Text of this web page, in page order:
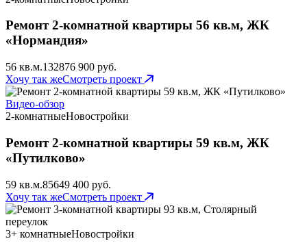
Ремонт 2-комнатной квартиры 56 кв.м, ЖК
«Нормандия»
56 кв.м.132876 900 руб.
Хочу так жеСмотреть проект
Видео-обзор
2-комнатныеНовостройки
Ремонт 2-комнатной квартиры 59 кв.м, ЖК
«Путилково»
59 кв.м.85649 400 руб.
Хочу так жеСмотреть проект
3+ комнатныеНовостройки